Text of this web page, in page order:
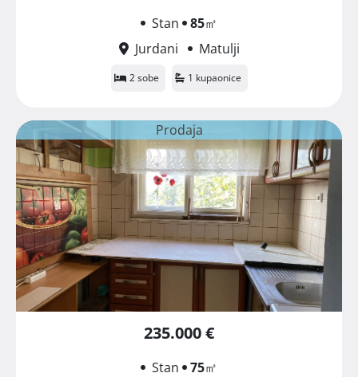
Stan 85㎡
Jurdani
Matulji
2 sobe 1 kupaonice
Prodaja
235.000 €
Stan 75㎡